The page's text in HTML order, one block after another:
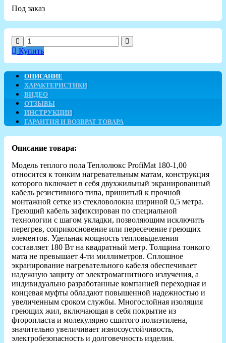
Под заказ
Купить
ОПИСАНИЕ
ХАРАКТЕРИСТИКИ
ВИДЕО
ОТЗЫВЫ
ИНСТРУКЦИИ
ГАРАНТИЯ И ВОЗВРАТ ТОВАРА
Описание товара:
Модель теплого пола Теплолюкс ProfiMat 180-1,00
относится к тонким нагревательным матам, конструкция
которого включает в себя двухжильный экранированный
кабель резистивного типа, пришитый к прочной
монтажной сетке из стекловолокна шириной 0,5 метра.
Греющий кабель зафиксирован по специальной
технологии с шагом укладки, позволяющим исключить
перегрев, соприкосновение или пересечение греющих
элементов. Удельная мощность тепловыделения
составляет 180 Вт на квадратный метр. Толщина тонкого
мата не превышает 4-ти миллиметров. Сплошное
экранирование нагревательного кабеля обеспечивает
надежную защиту от электромагнитного излучения, а
индивидуально разработанные компанией переходная и
концевая муфты обладают повышенной надежностью и
увеличенным сроком службы. Многослойная изоляция
греющих жил, включающая в себя покрытие из
фторопласта и молекулярно сшитого полиэтилена,
значительно увеличивает износоустойчивость,
электробезопасность и долговечность изделия.